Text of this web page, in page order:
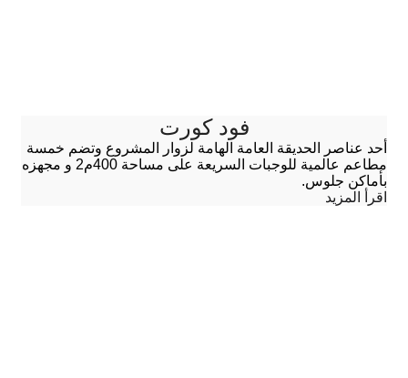
فود كورت
أحد عناصر الحديقة العامة الهامة لزوار المشروع وتضم خمسة
مطاعم عالمية للوجبات السريعة على مساحة 400م2 و مجهزه
بأماكن جلوس.
اقرأ المزيد